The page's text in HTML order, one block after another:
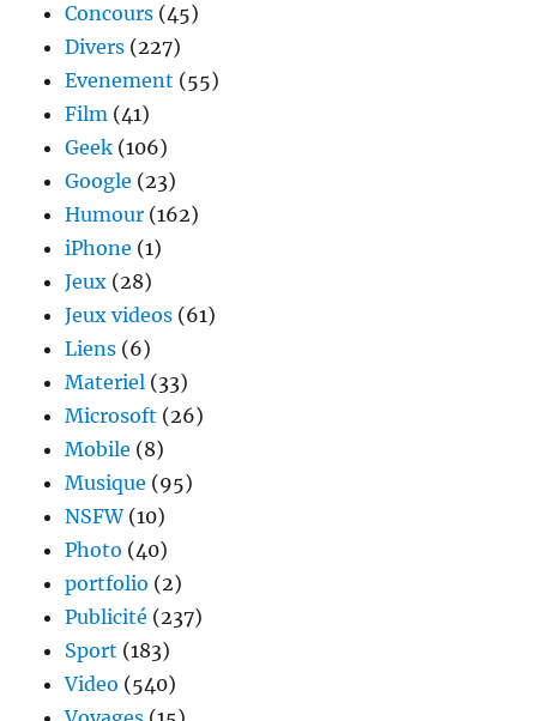
Concours (45)
Divers (227)
Evenement (55)
Film (41)
Geek (106)
Google (23)
Humour (162)
iPhone (1)
Jeux (28)
Jeux videos (61)
Liens (6)
Materiel (33)
Microsoft (26)
Mobile (8)
Musique (95)
NSFW(10)
Photo (40)
portfolio (2)
Publicité (237)
Sport (183)
Video (540)